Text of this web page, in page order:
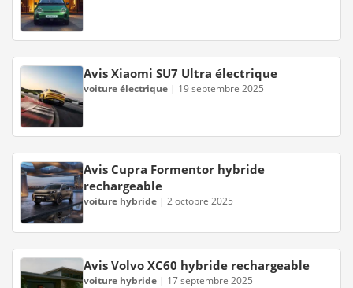
Avis Xiaomi SU7 Ultra électrique
voiture électrique | 19 septembre 2025
Avis Cupra Formentor hybride
rechargeable
voiture hybride | 2 octobre 2025
Avis Volvo XC60 hybride rechargeable
voiture hybride | 17 septembre 2025